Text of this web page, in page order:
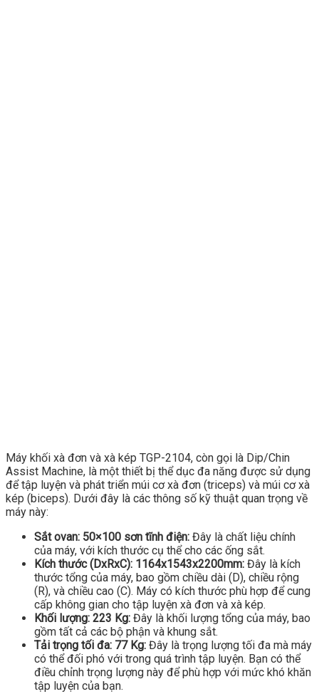
Máy khối xà đơn và xà kép TGP-2104, còn gọi là Dip/Chin
Assist Machine, là một thiết bị thể dục đa năng được sử dụng
để tập luyện và phát triển múi cơ xà đơn (triceps) và múi cơ xà
kép (biceps). Dưới đây là các thông số kỹ thuật quan trọng về
máy này:
Sắt ovan: 50×100 sơn tĩnh điện: Đây là chất liệu chính
của máy, với kích thước cụ thể cho các ống sắt.
Kích thước (DxRxC): 1164x1543x2200mm: Đây là kích
thước tổng của máy, bao gồm chiều dài (D), chiều rộng
(R), và chiều cao (C). Máy có kích thước phù hợp để cung
cấp không gian cho tập luyện xà đơn và xà kép.
Khối lượng: 223 Kg: Đây là khối lượng tổng của máy, bao
gồm tất cả các bộ phận và khung sắt.
Tải trọng tối đa: 77 Kg: Đây là trọng lượng tối đa mà máy
có thể đối phó với trong quá trình tập luyện. Bạn có thể
điều chỉnh trọng lượng này để phù hợp với mức khó khăn
tập luyện của bạn.